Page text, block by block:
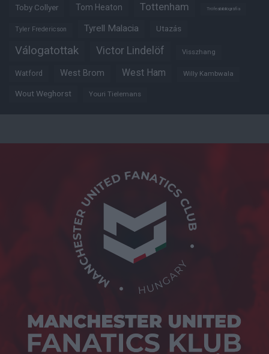
Toby Collyer Tom Heaton Tottenham Trófeabibliográfia
Tyler Fredericson Tyrell Malacia Utazás
Válogatottak Victor Lindelöf Visszhang
Watford West Brom West Ham Willy Kambwala
Wout Weghorst Youri Tielemans